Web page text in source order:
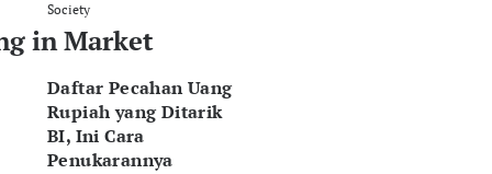
Society
in Market
Daftar Pecahan Uang
Rupiah yang Ditarik
BI, Ini Cara
Penukarannya